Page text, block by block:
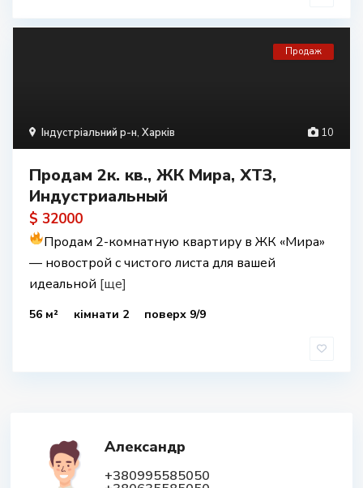
10
Індустріальний р-н, Харків
Продаж
Продам 2к. кв., ЖК Мира, ХТЗ,
Индустриальный
$ 32000
Продам 2-комнатную квартиру в ЖК «Мира»
— новострой с чистого листа для вашей
идеальной [ще]
56 м² кімнати 2 поверх 9/9
Александр
+380995585050